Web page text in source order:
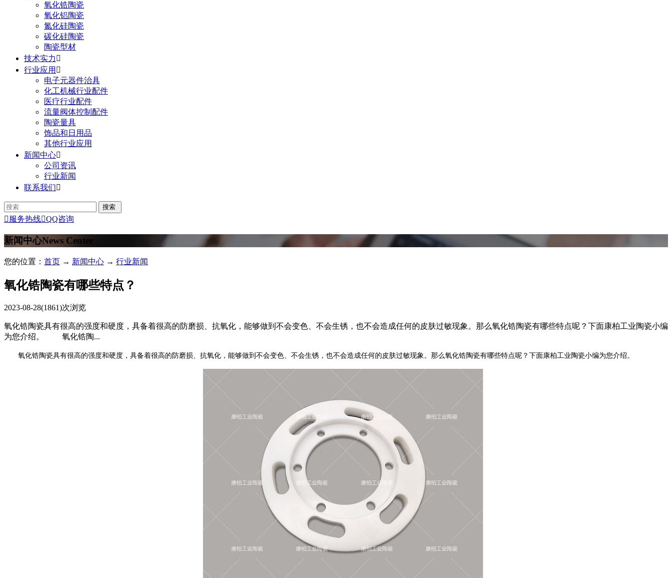
氧化锆陶瓷
氧化铝陶瓷
氮化硅陶瓷
碳化硅陶瓷
陶瓷型材
技术实力 
行业应用 
电子元器件治具
化工机械行业配件
医疗行业配件
流量阀体控制配件
陶瓷量具
饰品和日用品
其他行业应用
新闻中心
公司资讯
行业新闻
联系我们
 服务热线QQ咨询
新闻中心News Center
您的位置： 首页 → 新闻中心 → 行业新闻
氧化锆陶瓷有哪些特点？
2023-08-28(1861)次浏览
氧化锆陶瓷具有很高的强度和硬度，具备着很高的防磨损、抗氧化，能够做到不会变色、不会生锈，也不会造成任何的皮肤过敏现象。那么氧化锆陶瓷有哪些特点呢？下面康柏工业陶瓷小编
为您介绍。 氧化锆陶...
氧化锆陶瓷具有很高的强度和硬度，具备着很高的防磨损、抗氧化，能够做到不会变色、不会生锈 ，也不会造成任何的皮肤过敏现象。 那么氧化锆陶瓷有哪些特点呢？ 下面康柏工业陶瓷小编为您介绍。